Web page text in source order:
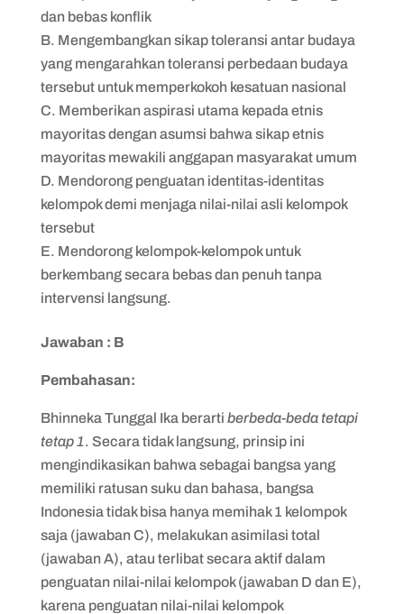
dan bebas konflik
Mengembangkan sikap toleransi antar budaya
yang mengarahkan toleransi perbedaan budaya
tersebut untuk memperkokoh kesatuan nasional
Memberikan aspirasi utama kepada etnis
mayoritas dengan asumsi bahwa sikap etnis
mayoritas mewakili anggapan masyarakat umum
Mendorong penguatan identitas-identitas
kelompok demi menjaga nilai-nilai asli kelompok
tersebut
Mendorong kelompok-kelompok untuk
berkembang secara bebas dan penuh tanpa
intervensi langsung.
Jawaban : B
Pembahasan:
Bhinneka Tunggal Ika berarti berbeda-beda tetapi
tetap 1. Secara tidak langsung, prinsip ini
mengindikasikan bahwa sebagai bangsa yang
memiliki ratusan suku dan bahasa, bangsa
Indonesia tidak bisa hanya memihak 1 kelompok
saja (jawaban C), melakukan asimilasi total
(jawaban A), atau terlibat secara aktif dalam
penguatan nilai-nilai kelompok (jawaban D dan E),
karena penguatan nilai-nilai kelompok